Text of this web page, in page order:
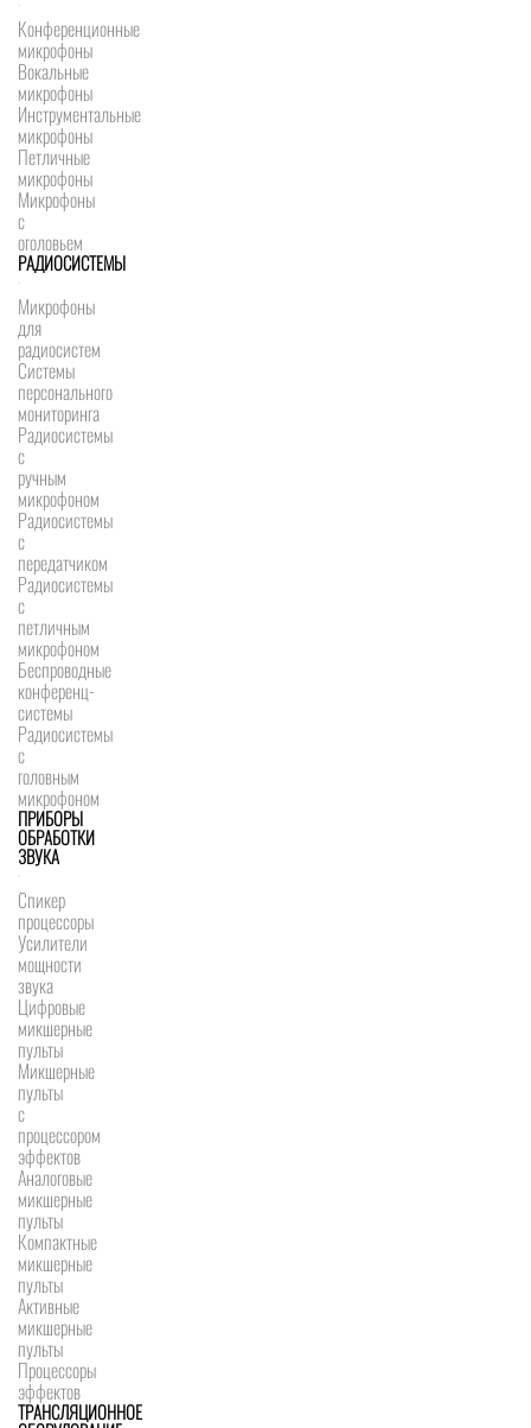
Конференционные
микрофоны
Вокальные
микрофоны
Инструментальные
микрофоны
Петличные
микрофоны
Микрофоны
с
оголовьем
РАДИОСИСТЕМЫ
Микрофоны
для
радиосистем
Системы
персонального
мониторинга
Радиосистемы
c
ручным
микрофоном
Радиосистемы
с
передатчиком
Радиосистемы
с
петличным
микрофоном
Беспроводные
конференц-
системы
Радиосистемы
с
головным
микрофоном
ПРИБОРЫ
ОБРАБОТКИ
ЗВУКА
Спикер
процессоры
Усилители
мощности
звука
Цифровые
микшерные
пульты
Микшерные
пульты
с
процессором
эффектов
Аналоговые
микшерные
пульты
Компактные
микшерные
пульты
Активные
микшерные
пульты
Процессоры
эффектов
ТРАНСЛЯЦИОННОЕ